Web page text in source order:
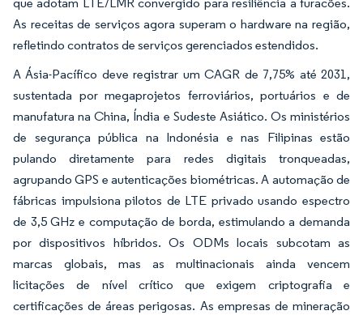
As receitas de serviços agora superam o hardware na região,
refletindo contratos de serviços gerenciados estendidos.
A Ásia-Pacífico deve registrar um CAGR de 7,75% até 2031,
sustentada por megaprojetos ferroviários, portuários e de
manufatura na China, Índia e Sudeste Asiático. Os ministérios
de segurança pública na Indonésia e nas Filipinas estão
pulando diretamente para redes digitais tronqueadas,
agrupando GPS e autenticações biométricas. A automação de
fábricas impulsiona pilotos de LTE privado usando espectro
de 3,5 GHz e computação de borda, estimulando a demanda
por dispositivos híbridos. Os ODMs locais subcotam as
marcas globais, mas as multinacionais ainda vencem
licitações de nível crítico que exigem criptografia e
certificações de áreas perigosas. As empresas de mineração